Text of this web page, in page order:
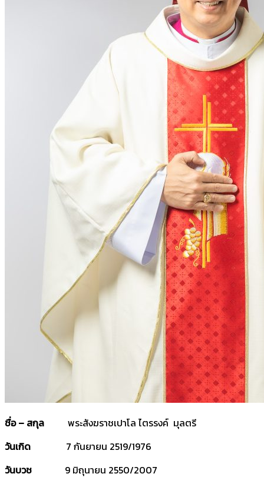
ชื่อ – สกุล พระสังฆราชเปาโล ไตรรงค์ มุลตรี
วันเกิด 7 กันยายน 2519/1976
วันบวช 9 มิถุนายน 2550/2007